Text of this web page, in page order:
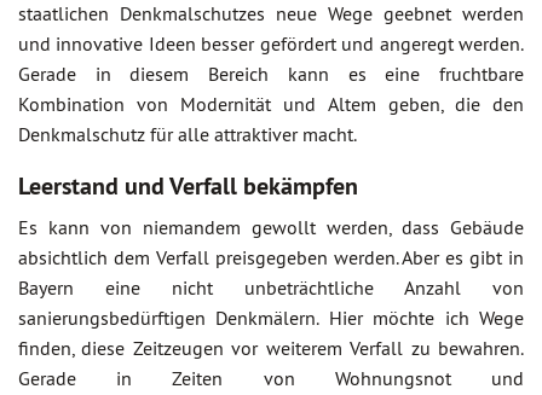
staatlichen Denkmalschutzes neue Wege geebnet werden
und innovative Ideen besser gefördert und angeregt werden.
Gerade in diesem Bereich kann es eine fruchtbare
Kombination von Modernität und Altem geben, die den
Denkmalschutz für alle attraktiver macht.
Leerstand und Verfall bekämpfen
Es kann von niemandem gewollt werden, dass Gebäude
absichtlich dem Verfall preisgegeben werden. Aber es gibt in
Bayern eine nicht unbeträchtliche Anzahl von
sanierungsbedürftigen Denkmälern. Hier möchte ich Wege
finden, diese Zeitzeugen vor weiterem Verfall zu bewahren.
Gerade in Zeiten von Wohnungsnot und